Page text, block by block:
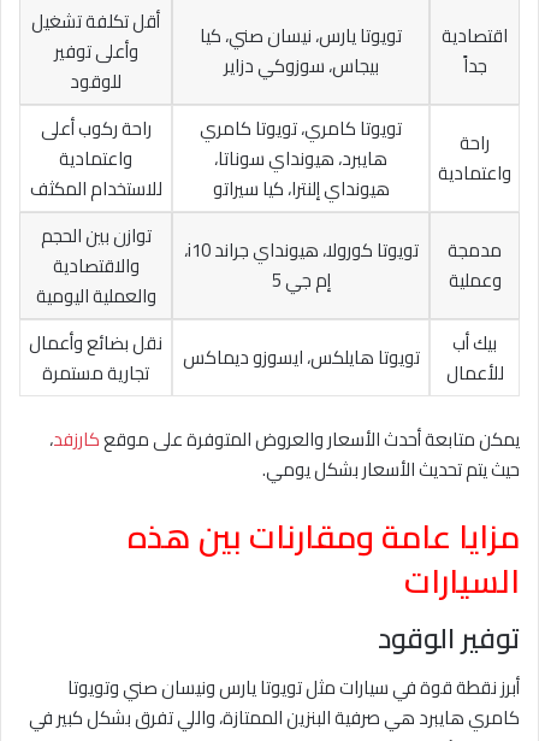
اقتصادية
جداً
تويوتا يارس، نيسان صني، كيا
بيجاس، سوزوكي دزاير
أقل تكلفة تشغيل
وأعلى توفير
للوقود
راحة
واعتمادية
تويوتا كامري، تويوتا كامري
هايبرد، هيونداي سوناتا،
هيونداي إلنترا، كيا سيراتو
راحة ركوب أعلى
واعتمادية
للاستخدام المكثف
مدمجة
وعملية
تويوتا كورولا، هيونداي جراند i10،
إم جي 5
توازن بين الحجم
والاقتصادية
والعملية اليومية
بيك أب
للأعمال
تويوتا هايلكس، ايسوزو ديماكس
نقل بضائع وأعمال
تجارية مستمرة
يمكن متابعة أحدث الأسعار والعروض المتوفرة على موقعكارزفد،
حيث يتم تحديث الأسعار بشكل يومي.
مزايا عامة ومقارنات بين هذه
السيارات
توفير الوقود
أبرز نقطة قوة في سيارات مثل تويوتا يارس ونيسان صني وتويوتا
كامري هايبرد هي صرفية البنزين الممتازة، واللي تفرق بشكل كبير في